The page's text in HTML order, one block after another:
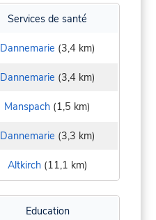
Services de santé
Dannemarie (3,4 km)
Dannemarie (3,4 km)
Manspach (1,5 km)
Dannemarie (3,3 km)
Altkirch(11,1 km)
Education